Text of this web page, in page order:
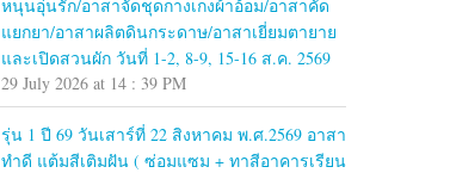
หนุนอุ่นรัก/อาสาจัดชุดกางเกงผ้าอ้อม/อาสาคัด
แยกยา/อาสาผลิตดินกระดาษ/อาสาเยี่ยมตายาย
และเปิดสวนผัก วันที่ 1-2, 8-9, 15-16 ส.ค. 2569
29 July 2026 at 14 : 39 PM
รุ่น 1 ปี 69 วันเสาร์ที่ 22 สิงหาคม พ.ศ.2569 อาสา
ทำดี แต้มสีเติมฝัน ( ซ่อมแซม + ทาสีอาคารเรียน